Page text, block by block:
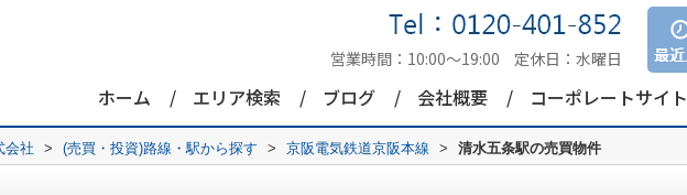
営業時間： 10:00～19:00 定休日： 水曜日
ホーム エリア検索 ブログ 会社概要 コーポレートサイト
会社 > (売買・投資)路線・駅から探す > 京阪電気鉄道京阪本線 > 清水五条駅の売買物件